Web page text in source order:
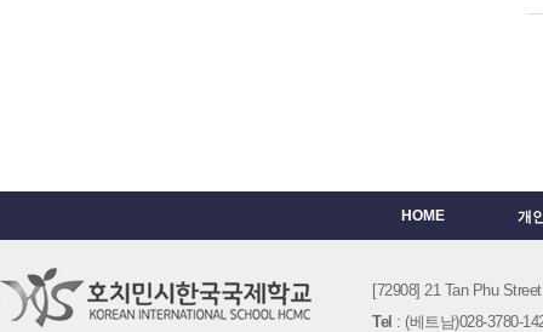
HOME 개
[72908] 21 Tan Phu
Tel : (베트남)028-3780-